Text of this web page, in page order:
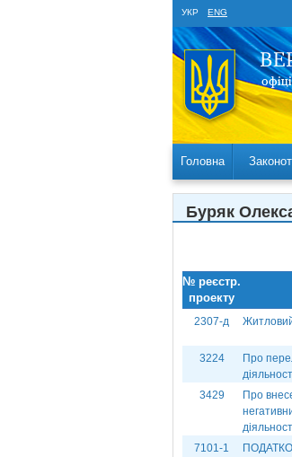
УКР ENG
Головна
Буряк
№ реєстр.
проекту
2307-д
3224
Про
3429
Про
7101-1